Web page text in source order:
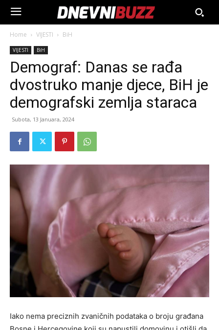
Home VIJESTI BiH
VIJESTI BiH
Demograf: Danas se rađa
dvostruko manje djece, BiH je
demografski zemlja staraca
Subota, 13 Januara, 2024
Iako nema preciznih zvaničnih podataka o broju građana